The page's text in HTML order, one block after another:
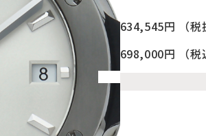
634,545円
（税
698,000円
（税